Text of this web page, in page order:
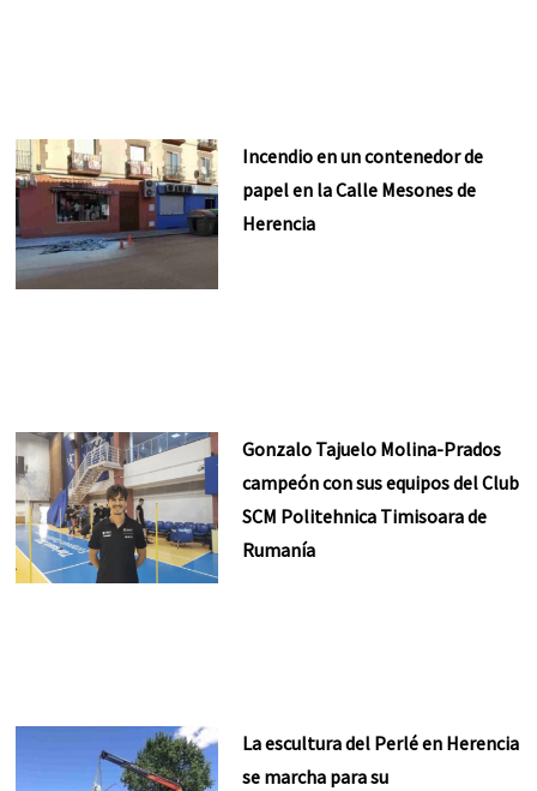
Incendio en un contenedor de
papel en la Calle Mesones de
Herencia
Gonzalo Tajuelo Molina-Prados
campeón con sus equipos del Club
SCM Politehnica Timisoara de
Rumanía
La escultura del Perlé en Herencia
se marcha para su